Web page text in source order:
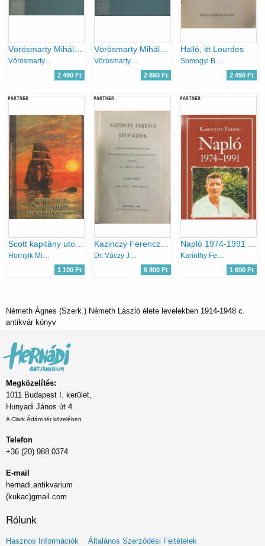
Vörösmarty Mihály
2 490 Ft
Vörösmarty Mihály
2 890 Ft
Halló, itt Lourdes
Somogyi B. Gergő
2 490 Ft
PARTNER
Scott kapitány utolsó feljegyzése
Hornyik Miklós
1 100 Ft
PARTNER
Kazinczy Ferencz levelezése X. (1812-1813)
Dr. Váczy János (szerk.)
6 800 Ft
PARTNER
Napló 1974-1991 (Nemzeti könyvtár 59.)
Karinthy Ferenc
1 690 Ft
Németh Ágnes (Szerk.) Németh László élete levelekben 1914-1948 c.
antikvár könyv
Megközelítés:
1011 Budapest I. kerület,
Hunyadi János út 4.
A Clark Ádám tér közelében
Telefon
+36 (20) 988 0374
E-mail
hernadi.antikvarium
(kukac)gmail.com
Rólunk
Lábléc
Hasznos Információk Általános Szerződési Feltételek